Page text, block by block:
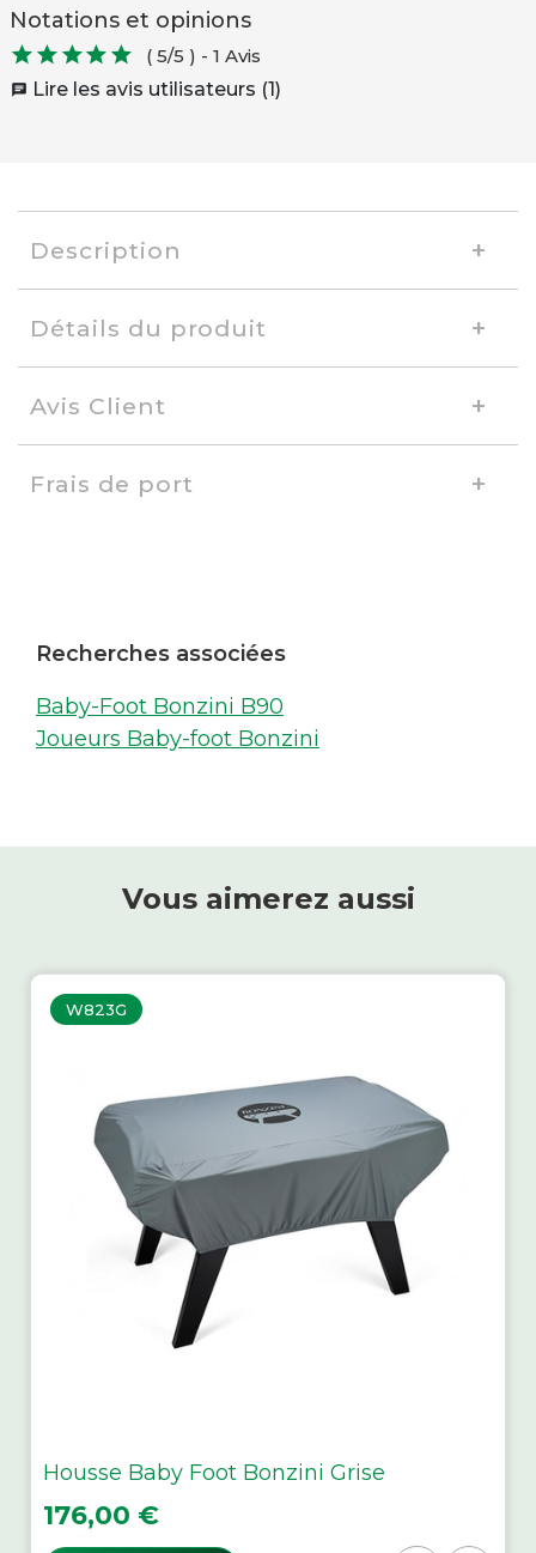
Notations et opinions
 ( 5/5 ) - 1 Avis
chat Lire les avis utilisateurs (1)
Description
Détails du produit
Avis Client
Frais de port
Recherches associées
Baby-Foot Bonzini B90
Joueurs Baby-foot Bonzini
Vous aimerez aussi
W823G
Housse Baby Foot Bonzini Grise
Prix
176,00 €